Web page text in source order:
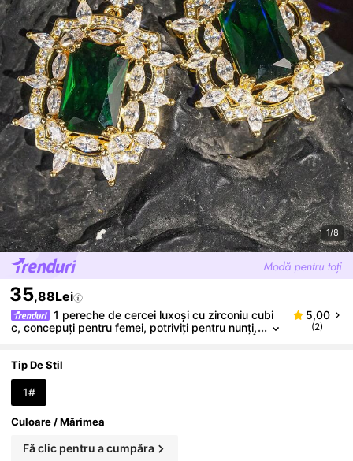
1/8
35,88Lei
1 pereche de cercei luxoși cu zirconiu cubi
c, concepuți pentru femei, potriviți pentru nunți,
5,00
(2)
Tip De Stil
1#
Culoare / Mărimea
Fă clic pentru a cumpăra